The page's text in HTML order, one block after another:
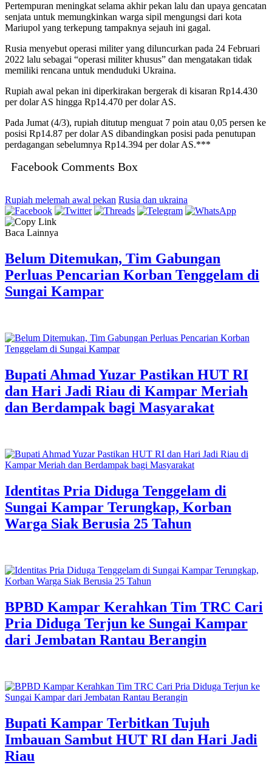
Pertempuran meningkat selama akhir pekan lalu dan upaya gencatan
senjata untuk memungkinkan warga sipil mengungsi dari kota
Mariupol yang terkepung tampaknya sejauh ini gagal.
Rusia menyebut operasi militer yang diluncurkan pada 24 Februari
2022 lalu sebagai “operasi militer khusus” dan mengatakan tidak
memiliki rencana untuk menduduki Ukraina.
Rupiah awal pekan ini diperkirakan bergerak di kisaran Rp14.430
per dolar AS hingga Rp14.470 per dolar AS.
Pada Jumat (4/3), rupiah ditutup menguat 7 poin atau 0,05 persen ke
posisi Rp14.87 per dolar AS dibandingkan posisi pada penutupan
perdagangan sebelumnya Rp14.394 per dolar AS.***
Facebook Comments Box
Rupiah melemah awal pekan Rusia dan ukraina
Baca Lainnya
Belum Ditemukan, Tim Gabungan
Perluas Pencarian Korban Tenggelam di
Sungai Kampar
Bupati Ahmad Yuzar Pastikan HUT RI
dan Hari Jadi Riau di Kampar Meriah
dan Berdampak bagi Masyarakat
Identitas Pria Diduga Tenggelam di
Sungai Kampar Terungkap, Korban
Warga Siak Berusia 25 Tahun
BPBD Kampar Kerahkan Tim TRC Cari
Pria Diduga Terjun ke Sungai Kampar
dari Jembatan Rantau Berangin
Bupati Kampar Terbitkan Tujuh
Imbauan Sambut HUT RI dan Hari Jadi
Riau